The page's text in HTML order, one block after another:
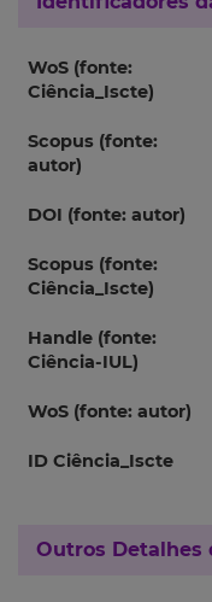
WoS (fonte:
Ciência_Iscte)
Scopus (fonte:
autor)
DOI (fonte: autor)
Scopus (fonte:
Ciência_Iscte)
Handle (fonte:
Ciência-IUL)
WoS (fonte: autor)
ID Ciência_Iscte
Outros Detalhes